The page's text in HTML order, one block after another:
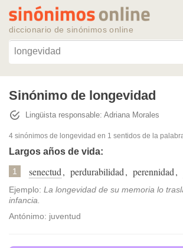
diccionario de sinónimos online
Reescribir texto con
Sinónimos populares
Temas populares
Temas recientes
Sinónimo de longevidad
Lingüista responsable: Adriana Morales
4 sinónimos de longevidad en 1 sentidos de la
Largos años de vida:
1 senectud, perdurabilidad, perennidad,
Ejemplo: La longevidad de su memoria lo
infancia.
Antónimo: juventud